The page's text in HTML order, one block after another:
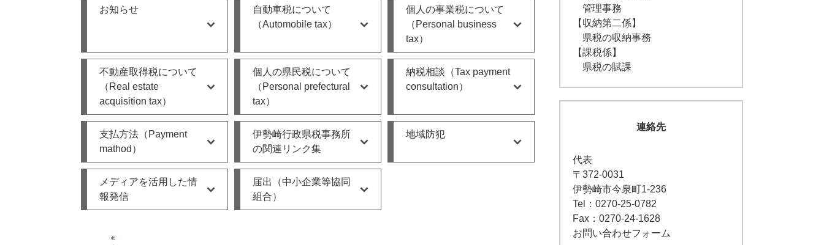
お知らせ
自動車税について
（Automobile tax）
個人の事業税について
（Personal business
tax）
不動産取得税について
（Real estate
acquisition tax）
個人の県民税について
（Personal prefectural
tax）
納税相談（Tax payment
consultation）
支払方法（Payment
mathod）
伊勢崎行政県税事務所
の関連リンク集
地域防犯
メディアを活用した情
報発信
届出（中小企業等協同
組合）
管理事務
【収納第二係】
県税の収納事務
【課税係】
県税の賦課
連絡先
代表
〒372-0031
伊勢崎市今泉町1-236
Tel：0270-25-0782
Fax：0270-24-1628
お問い合わせフォーム